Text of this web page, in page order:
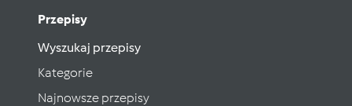
Przepisy
Wyszukaj przepisy
Kategorie
Najnowsze przepisy